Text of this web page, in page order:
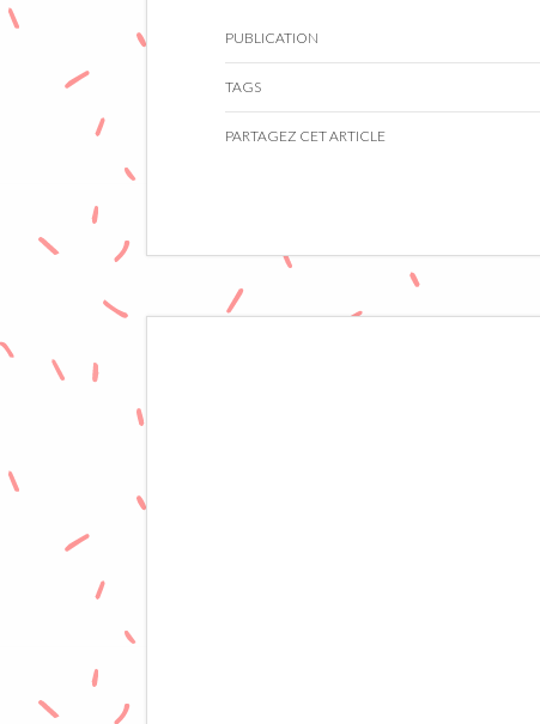
PUBLICATION
TAGS
PARTAGEZ CET ARTICLE